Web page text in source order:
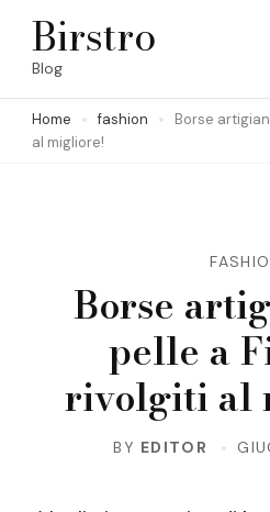
Skip
(Press
Birstro
Blog
Home fashion
Borse
al migliore!
Borse
pelle a
rivolgiti al
BY EDITOR